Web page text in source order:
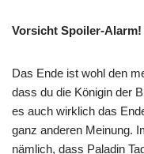
Vorsicht Spoiler-Alarm!
Das Ende ist wohl den
dass du die Königin der
es auch wirklich das
ganz anderen Meinung.
nämlich, dass Paladin